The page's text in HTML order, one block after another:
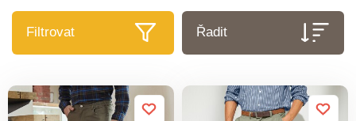
Filtrovat Řadit